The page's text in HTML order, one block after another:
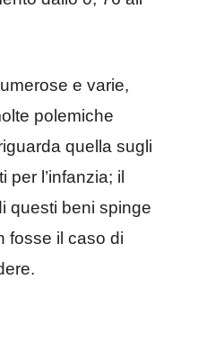
e varie,
polemiche
quella sugli
l’infanzia; il
questi beni spinge
fosse il caso di